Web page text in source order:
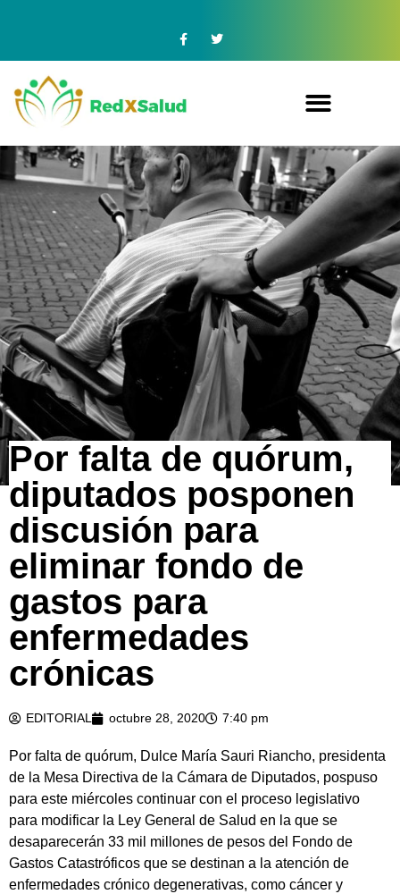
Por falta de quórum,
diputados posponen
discusión para
eliminar fondo de
gastos para
enfermedades
crónicas
EDITORIAL octubre 28, 2020 7:40 pm
Por falta de quórum, Dulce María Sauri Riancho, presidenta
de la Mesa Directiva de la Cámara de Diputados, pospuso
para este miércoles continuar con el proceso legislativo
para modificar la Ley General de Salud en la que se
desaparecerán 33 mil millones de pesos del Fondo de
Gastos Catastróficos que se destinan a la atención de
enfermedades crónico degenerativas, como cáncer y